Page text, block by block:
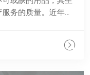
务的质量。近年